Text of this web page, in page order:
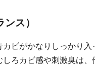
ス）
ビがかなりしっかり入
ろカビ感や刺激臭は、